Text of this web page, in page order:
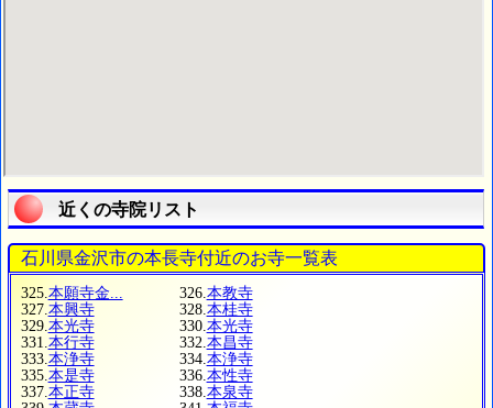
近くの寺院リスト
石川県金沢市の本長寺付近のお寺一覧表
325. 本願寺金... 326. 本教寺
327. 本興寺 328. 本桂寺
329. 本光寺 330. 本光寺
331. 本行寺 332. 本昌寺
333. 本浄寺 334. 本浄寺
335. 本是寺 336. 本性寺
337. 本正寺 338. 本泉寺